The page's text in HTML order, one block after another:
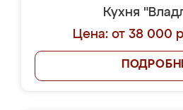
Кухня
Цена: от 38 000